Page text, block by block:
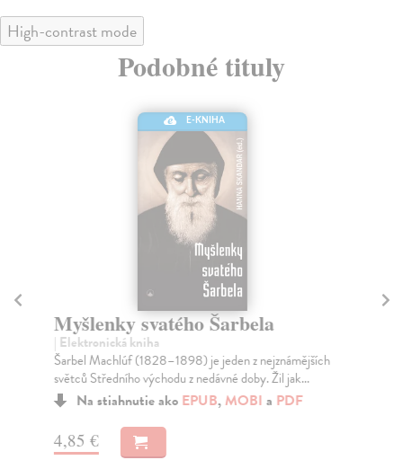
High-contrast mode
Podobné tituly
E-KNIHA
Myšlenky svatého Šarbela
| Elektronická kniha
Šarbel Machlúf (1828–1898) je jeden z nejznámějších
světců Středního východu z nedávné doby. Žil jak...
Na stiahnutie ako EPUB,MOBI a PDF
4,85 €